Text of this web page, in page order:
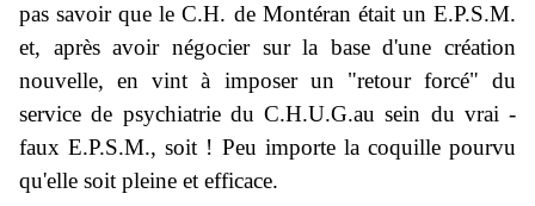
pas savoir que le C.H. de Montéran était un E.P.S.M.
et, après avoir négocier sur la base d'une création
nouvelle, en vint à imposer un "retour forcé" du
service de psychiatrie du C.H.U.G.au sein du vrai -
faux E.P.S.M., soit ! Peu importe la coquille pourvu
qu'elle soit pleine et efficace.